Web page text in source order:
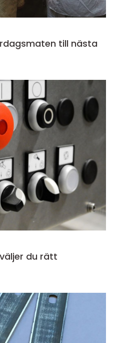
till nästa
du rätt